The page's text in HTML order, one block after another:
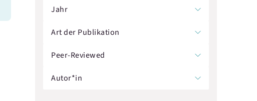
Jahr
Art der Publikation
Peer-Reviewed
Autor*in